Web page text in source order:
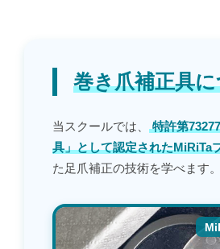
巻き爪補正具
当スクールでは、 特許第
具」として認定されたMiRiTa
た足爪補正の技術を学べます。